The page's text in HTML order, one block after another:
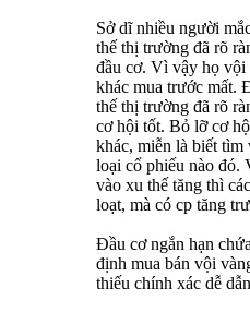
Sở dĩ nhiều người
thế thị trường đã rõ
đầu cơ. Vì vậy họ vội
khác mua trước mất.
thế thị trường đã rõ
cơ hội tốt. Bỏ lỡ cơ
khác, miễn là biết tìm
loại cổ phiếu nào đó.
vào xu thế tăng thì
loạt, mà có cp tăng
Đầu cơ ngắn hạn
định mua bán vội
thiếu chính xác dễ